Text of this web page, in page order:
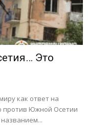
Это
как ответ на
против Южной Осетии